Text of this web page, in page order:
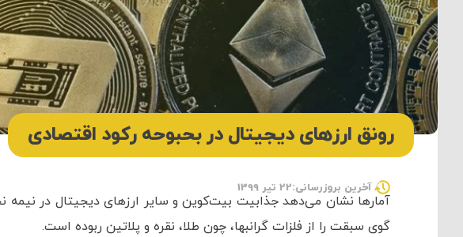
رونق ارزهای دیجیتال در بحبوحه رکود اقتصادی
آخرین بروزرسانی:22 تیر 1399
آمار‌ها نشان می‌دهد جذابیت بیت‌کوین و سایر ارز‌های دیجیتال در
گوی سبقت را از فلزات گرانبها، چون طلا، نقره و پلاتین ربوده است.